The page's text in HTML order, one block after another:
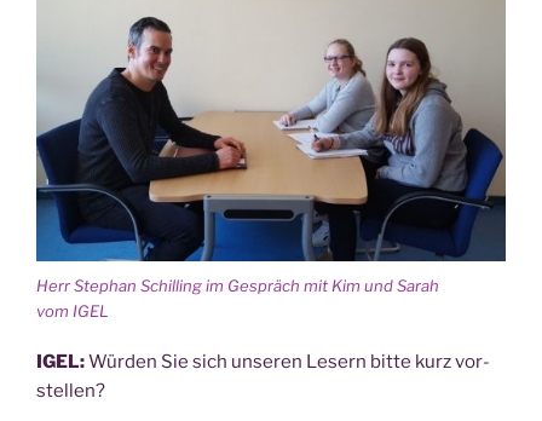
Herr Ste­phan Schil­ling im Gespräch mit Kim und Sarah
vom IGEL
IGEL:Wür­den Sie sich unse­ren Lesern bit­te kurz vor­
stel­len?